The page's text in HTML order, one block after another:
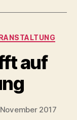
auf
2017